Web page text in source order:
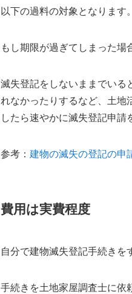
以下の過料の対象となります。
もし期限が過ぎてしまった場
滅失登記をしないままでいる
れなかったりするなど、土地
したら速やかに滅失登記申請
参考： 建物の滅失の登記の申
費用は実費程度
自分で建物滅失登記手続きを
手続きを土地家屋調査士に依